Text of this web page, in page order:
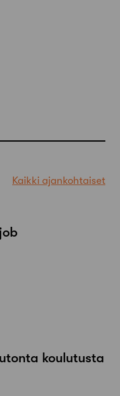
Kaikki ajankohtaiset
koulutusta